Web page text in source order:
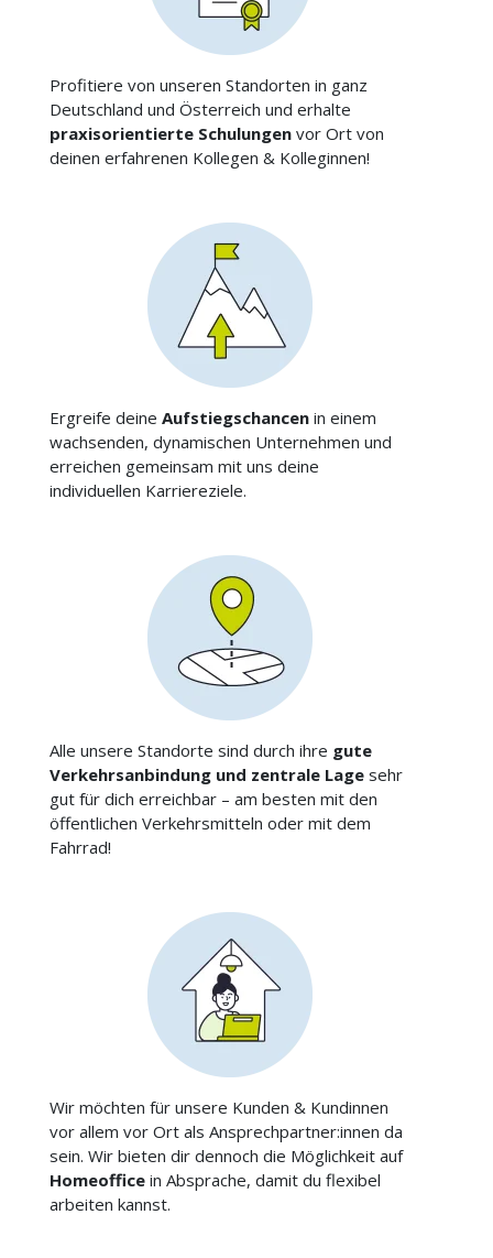
Profitiere von unseren Standorten in ganz
Deutschland und Österreich und erhalte
praxisorientierte Schulungen vor Ort von
deinen erfahrenen Kollegen & Kolleginnen!
Ergreife deine Aufstiegschancen in einem
wachsenden, dynamischen Unternehmen und
erreichen gemeinsam mit uns deine
individuellen Karriereziele.
Alle unsere Standorte sind durch ihre gute
Verkehrsanbindung und zentrale Lage sehr
gut für dich erreichbar – am besten mit den
öffentlichen Verkehrsmitteln oder mit dem
Fahrrad!
Wir möchten für unsere Kunden & Kundinnen
vor allem vor Ort als Ansprechpartner:innen da
sein. Wir bieten dir dennoch die Möglichkeit auf
Homeoffice in Absprache, damit du flexibel
arbeiten kannst.